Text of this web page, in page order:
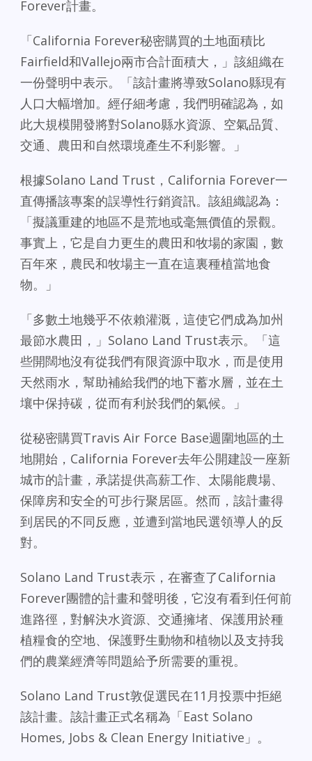
Forever計畫。
「California Forever秘密購買的土地面積比
Fairfield和Vallejo兩市合計面積大，」該組織在
一份聲明中表示。「該計畫將導致Solano縣現有
人口大幅增加。經仔細考慮，我們明確認為，如
此大規模開發將對Solano縣水資源、空氣品質、
交通、農田和自然環境產生不利影響。」
根據Solano Land Trust，California Forever一
直傳播該專案的誤導性行銷資訊。該組織認為：
「擬議重建的地區不是荒地或毫無價值的景觀。
事實上，它是自力更生的農田和牧場的家園，數
百年來，農民和牧場主一直在這裏種植當地食
物。」
「多數土地幾乎不依賴灌溉，這使它們成為加州
最節水農田，」Solano Land Trust表示。「這
些開闊地沒有從我們有限資源中取水，而是使用
天然雨水，幫助補給我們的地下蓄水層，並在土
壤中保持碳，從而有利於我們的氣候。」
從秘密購買Travis Air Force Base週圍地區的土
地開始，California Forever去年公開建設一座新
城市的計畫，承諾提供高薪工作、太陽能農場、
保障房和安全的可步行聚居區。然而，該計畫得
到居民的不同反應，並遭到當地民選領導人的反
對。
Solano Land Trust表示，在審查了California
Forever團體的計畫和聲明後，它沒有看到任何前
進路徑，對解決水資源、交通擁堵、保護用於種
植糧食的空地、保護野生動物和植物以及支持我
們的農業經濟等問題給予所需要的重視。
Solano Land Trust敦促選民在11月投票中拒絕
該計畫。該計畫正式名稱為「East Solano
Homes, Jobs & Clean Energy Initiative」。